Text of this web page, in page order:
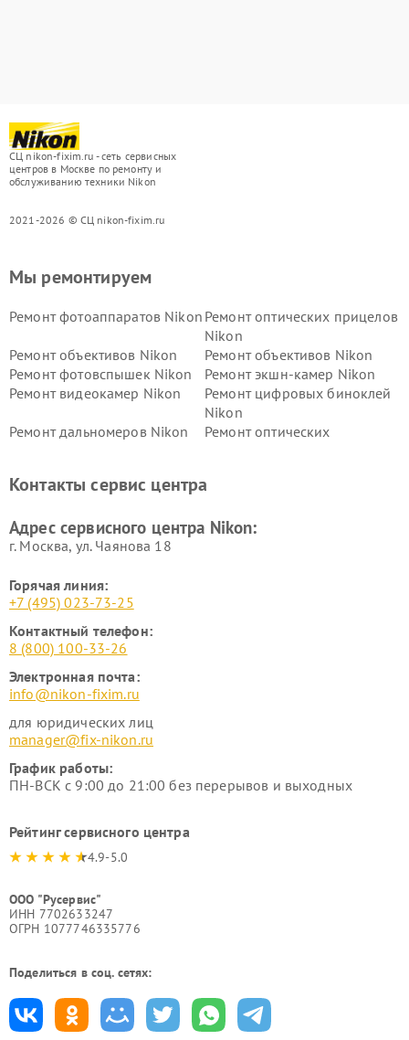
СЦ nikon-fixim.ru - сеть сервисных
центров в Москве по ремонту и
обслуживанию техники Nikon
2021-2026 © СЦ nikon-fixim.ru
Мы ремонтируем
Ремонт фотоаппаратов Nikon Ремонт оптических прицелов
Nikon
Ремонт объективов Nikon
Ремонт объективов Nikon
Ремонт фотовспышек Nikon
Ремонт экшн-камер Nikon
Ремонт видеокамер Nikon
Ремонт цифровых биноклей
Nikon
Ремонт дальномеров Nikon
Ремонт оптических
Контакты сервис центра
Адрес сервисного центра Nikon:
г. Москва, ул. Чаянова 18
Горячая линия:
+7 (495) 023-73-25
Контактный телефон:
8 (800) 100-33-26
Электронная почта:
info@nikon-fixim.ru
для юридических лиц
manager@fix-nikon.ru
График работы:
ПН-ВСК с 9:00 до 21:00 без перерывов и выходных
Рейтинг сервисного центра
4.9-5.0
ООО "Русервис"
ИНН 7702633247
ОГРН 1077746335776
Поделиться в соц. сетях: